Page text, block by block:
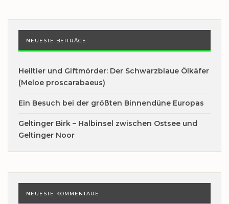
NEUESTE BEITRÄGE
Heiltier und Giftmörder: Der Schwarzblaue Ölkäfer
(Meloe proscarabaeus)
Ein Besuch bei der größten Binnendüne Europas
Geltinger Birk – Halbinsel zwischen Ostsee und
Geltinger Noor
NEUESTE KOMMENTARE